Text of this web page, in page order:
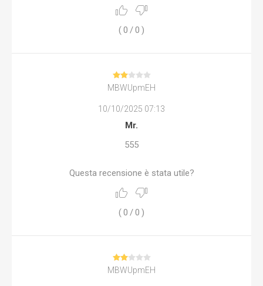
(0 /0 )
MBWUpmEH
10/10/2025 07:13
Mr.
555
Questa recensione è stata utile?
( 0 /0 )
MBWUpmEH